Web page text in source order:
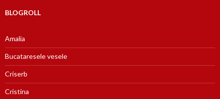
BLOGROLL
Amalia
Bucataresele vesele
Criserb
Cristina